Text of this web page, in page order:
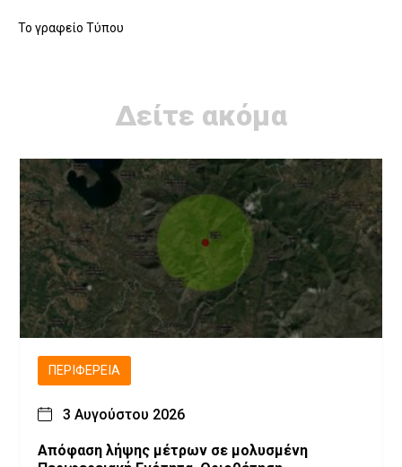
Το γραφείο Τύπου
Δείτε ακόμα
ΠΕΡΙΦΈΡΕΙΑ
3 Αυγούστου 2026
Απόφαση λήψης μέτρων σε μολυσμένη